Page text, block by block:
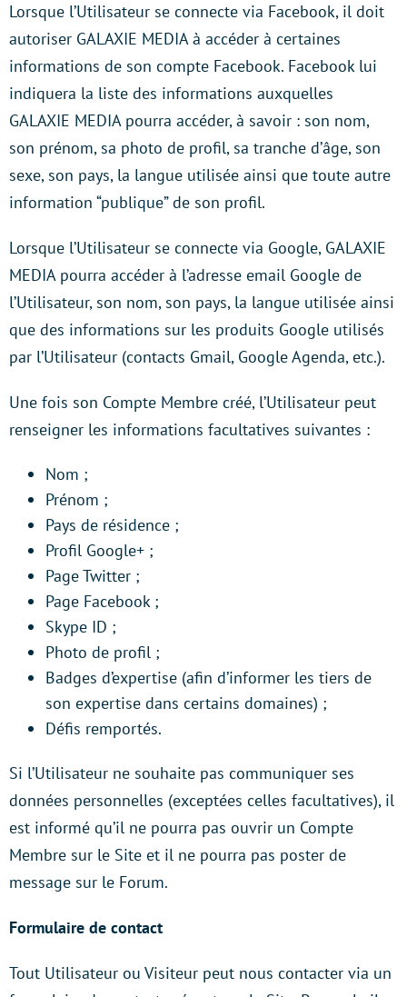
Lorsque l’Utilisateur se connecte via Facebook, il doit
autoriser GALAXIE MEDIA à accéder à certaines
informations de son compte Facebook. Facebook lui
indiquera la liste des informations auxquelles
GALAXIE MEDIA pourra accéder, à savoir : son nom,
son prénom, sa photo de profil, sa tranche d’âge, son
sexe, son pays, la langue utilisée ainsi que toute autre
information “publique” de son profil.
Lorsque l’Utilisateur se connecte via Google, GALAXIE
MEDIA pourra accéder à l’adresse email Google de
l’Utilisateur, son nom, son pays, la langue utilisée ainsi
que des informations sur les produits Google utilisés
par l’Utilisateur (contacts Gmail, Google Agenda, etc.).
Une fois son Compte Membre créé, l’Utilisateur peut
renseigner les informations facultatives suivantes :
Nom ;
Prénom ;
Pays de résidence ;
Profil Google+ ;
Page Twitter ;
Page Facebook ;
Skype ID ;
Photo de profil ;
Badges d’expertise (afin d’informer les tiers de
son expertise dans certains domaines) ;
Défis remportés.
Si l’Utilisateur ne souhaite pas communiquer ses
données personnelles (exceptées celles facultatives), il
est informé qu’il ne pourra pas ouvrir un Compte
Membre sur le Site et il ne pourra pas poster de
message sur le Forum.
Formulaire de contact
Tout Utilisateur ou Visiteur peut nous contacter via un